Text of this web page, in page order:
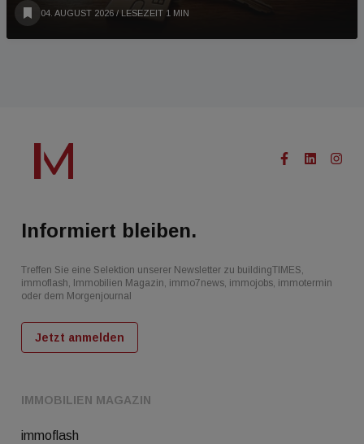
04. AUGUST 2026 / LESEZEIT 1 MIN
IMMOBILIEN MAGAZIN
immoflash
Informiert bleiben.
Treffen Sie eine Selektion unserer Newsletter zu buildingTIMES,
immoflash, Immobilien Magazin, immo7news, immojobs, immotermin
oder dem Morgenjournal
Jetzt anmelden